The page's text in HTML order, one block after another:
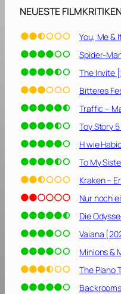
l
c
t
f
e
d
e
r
d
e
r
S
c
h
ö
h
e
i
NEUESTE
You, Me &
Spider-
The Invite
Bitteres
Traffic –
Toy Story
H wie
To My
Kraken –
Nur noch
Die
Vaiana
Minions &
The Piano